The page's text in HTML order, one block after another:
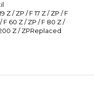
/ ZP / F 17 Z / ZP / F
F 60 Z / ZP / F 80 Z /
200 Z / ZPReplaced